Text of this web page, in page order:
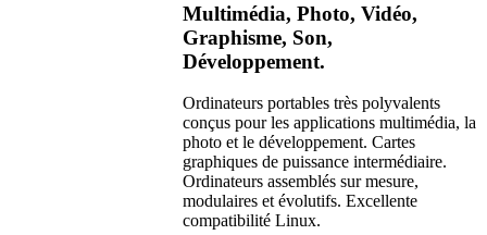
Multimédia, Photo, Vidéo,
Graphisme, Son,
Développement.
Ordinateurs portables très polyvalents
conçus pour les applications multimédia, la
photo et le développement. Cartes
graphiques de puissance intermédiaire.
Ordinateurs assemblés sur mesure,
modulaires et évolutifs. Excellente
compatibilité Linux.